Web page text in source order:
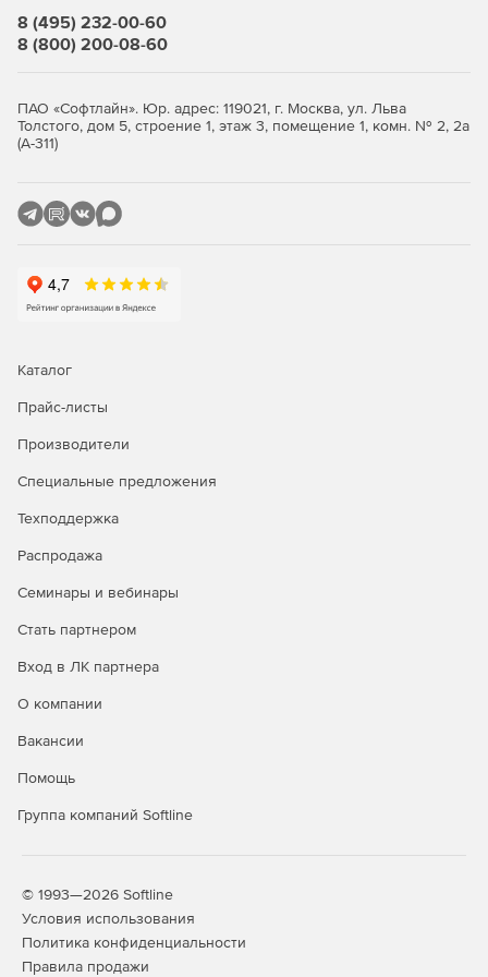
Окно «Локальная смета»
Переключение метода расчета: базисно-индексный,
Задание и редактирование формул расчета объема и
стоимости.
Пересчет сметы и акта из справочников.
Окно «Акт выполненных работ»
Задание общего процента выполнения по всей смете
Графическое отображение закрытия по каждой
Дополнительные возможности
Редактор стандартных сметных отчетов.
Фильтр во всех справочниках.
Автоматический расчет массы строительного мусора
8 (495) 232-00-60
8 (800) 200-08-60
ПАО «Софтлайн». Юр. адрес: 119021, г. Москва, ул. Льва
Толстого, дом 5, строение 1, этаж 3, помещение 1, комн. № 2, 2а
(А-311)
Каталог
Прайс-листы
Производители
Специальные предложения
Техподдержка
Распродажа
Семинары и вебинары
Стать партнером
Вход в ЛК партнера
О компании
Вакансии
Помощь
Группа компаний Softline
© 1993—2026 Softline
Условия использования
Политика конфиденциальности
Правила продажи